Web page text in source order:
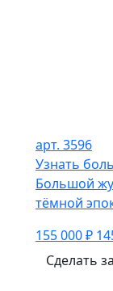
арт. 3596
Узнать
Большой
тёмной
155 000 ₽
Сделать